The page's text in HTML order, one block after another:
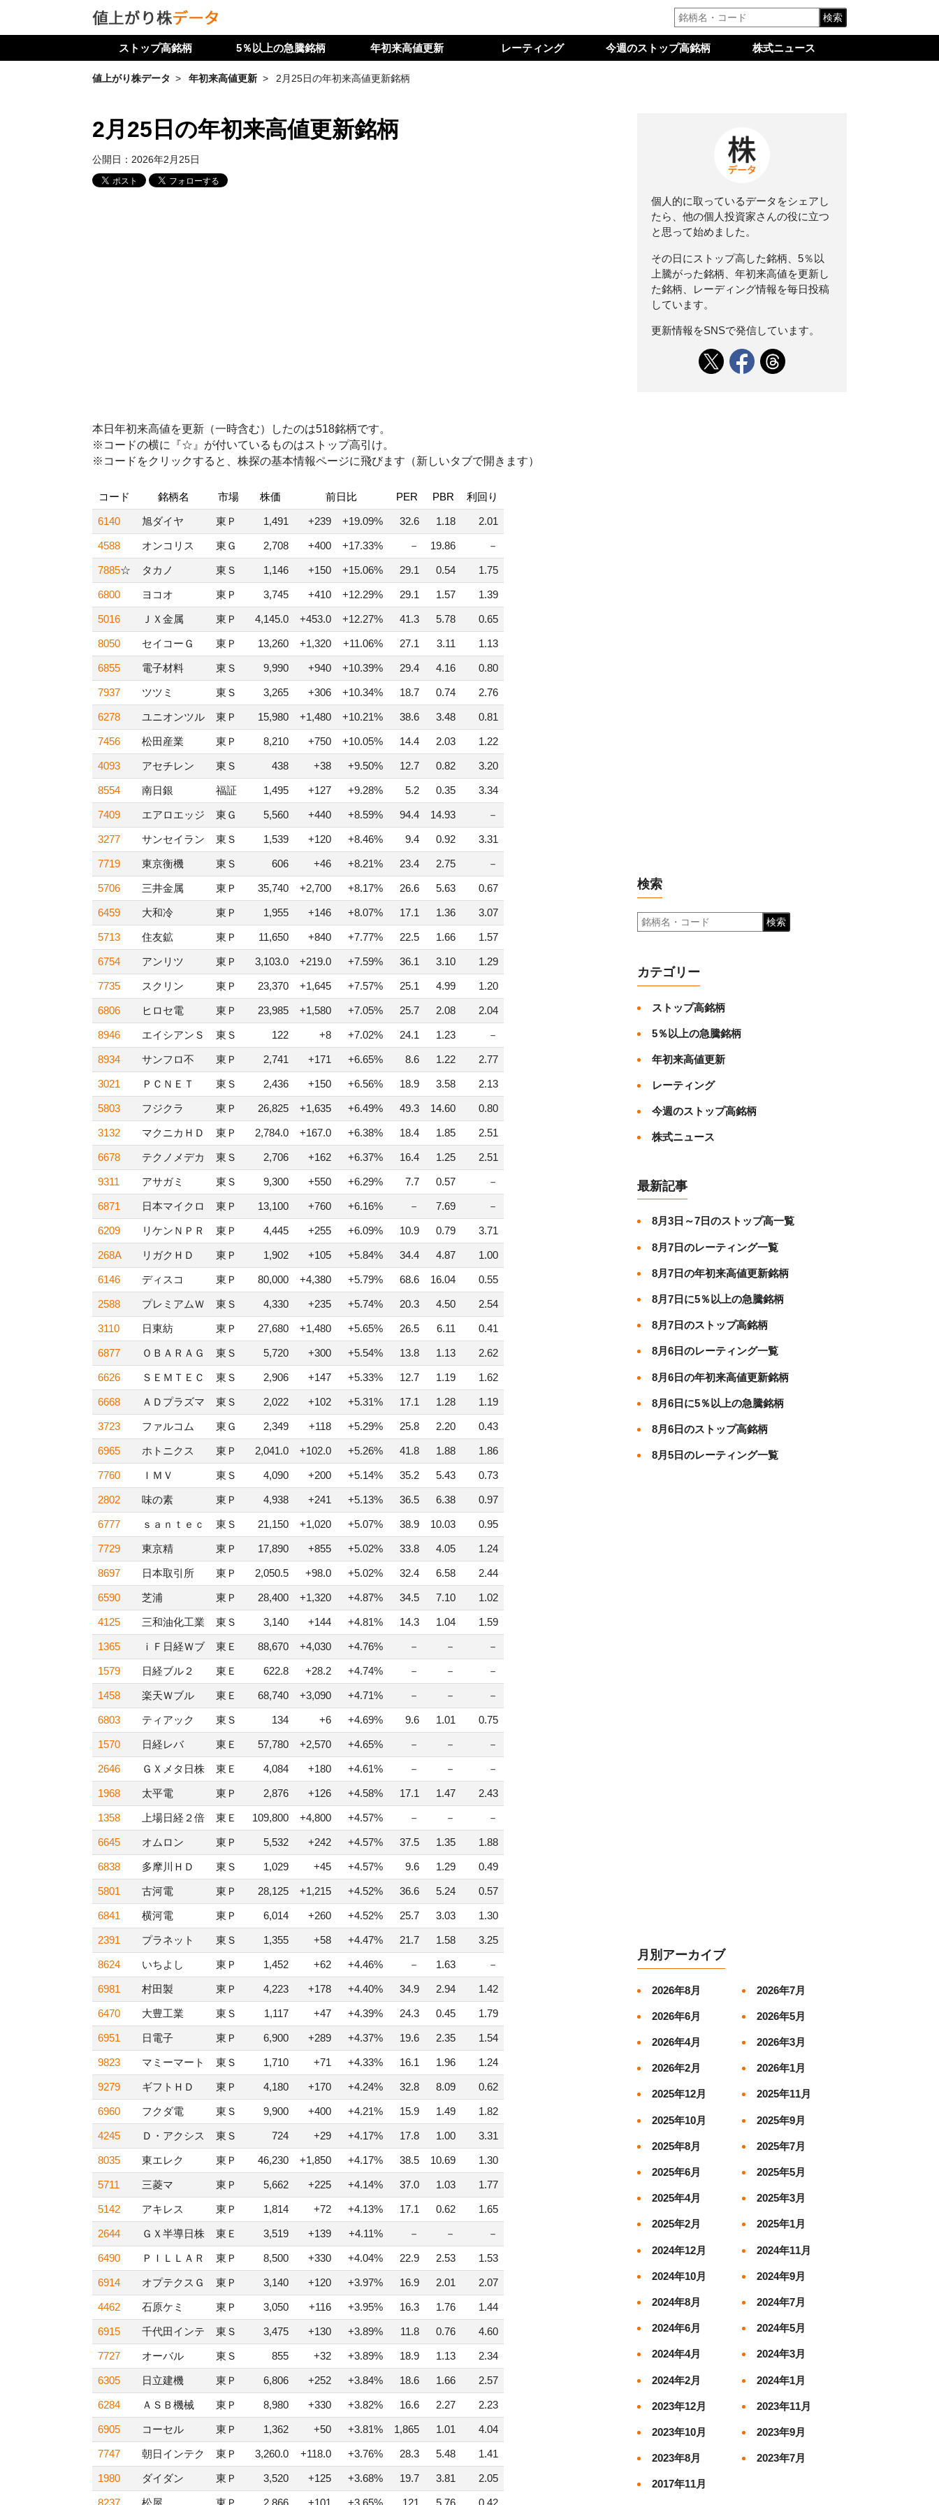
検索
ストップ高銘柄 5％以上の急騰銘柄 年初来高値更新 レーティング 今週のストップ高銘柄 株式ニュース
値上がり株データ 年初来高値更新 2月25日の年初来高値更新銘柄
2月25日の年初来高値更新銘柄
公開日： 2026年2月25日
本日年初来高値を更新（一時含む）したのは518銘柄です。
※コードの横に『☆』が付いているものはストップ高引け。
※コードをクリックすると、株探の基本情報ページに飛びます（新しいタブで開きます）
コード 銘柄名 市場 株価 前日比 PER PBR 利回り
6140 旭ダイヤ 東Ｐ 1,491 +239 +19.09% 32.6 1.18 2.01
4588 オンコリス 東Ｇ 2,708 +400 +17.33% － 19.86 －
7885☆ タカノ 東Ｓ 1,146 +150 +15.06% 29.1 0.54 1.75
6800 ヨコオ 東Ｐ 3,745 +410 +12.29% 29.1 1.57 1.39
5016 ＪＸ金属 東Ｐ 4,145.0 +453.0 +12.27% 41.3 5.78 0.65
8050 セイコーＧ 東Ｐ 13,260 +1,320 +11.06% 27.1 3.11 1.13
6855 電子材料 東Ｓ 9,990 +940 +10.39% 29.4 4.16 0.80
7937 ツツミ 東Ｓ 3,265 +306 +10.34% 18.7 0.74 2.76
6278 ユニオンツル 東Ｐ 15,980 +1,480 +10.21% 38.6 3.48 0.81
7456 松田産業 東Ｐ 8,210 +750 +10.05% 14.4 2.03 1.22
4093 アセチレン 東Ｓ 438 +38 +9.50% 12.7 0.82 3.20
8554 南日銀 福証 1,495 +127 +9.28% 5.2 0.35 3.34
7409 エアロエッジ 東Ｇ 5,560 +440 +8.59% 94.4 14.93 －
3277 サンセイラン 東Ｓ 1,539 +120 +8.46% 9.4 0.92 3.31
7719 東京衡機 東Ｓ 606 +46 +8.21% 23.4 2.75 －
5706 三井金属 東Ｐ 35,740 +2,700 +8.17% 26.6 5.63 0.67
6459 大和冷 東Ｐ 1,955 +146 +8.07% 17.1 1.36 3.07
5713 住友鉱 東Ｐ 11,650 +840 +7.77% 22.5 1.66 1.57
6754 アンリツ 東Ｐ 3,103.0 +219.0 +7.59% 36.1 3.10 1.29
7735 スクリン 東Ｐ 23,370 +1,645 +7.57% 25.1 4.99 1.20
6806 ヒロセ電 東Ｐ 23,985 +1,580 +7.05% 25.7 2.08 2.04
8946 エイシアンＳ 東Ｓ 122 +8 +7.02% 24.1 1.23 －
8934 サンフロ不 東Ｐ 2,741 +171 +6.65% 8.6 1.22 2.77
3021 ＰＣＮＥＴ 東Ｓ 2,436 +150 +6.56% 18.9 3.58 2.13
5803 フジクラ 東Ｐ 26,825 +1,635 +6.49% 49.3 14.60 0.80
3132 マクニカＨＤ 東Ｐ 2,784.0 +167.0 +6.38% 18.4 1.85 2.51
6678 テクノメデカ 東Ｓ 2,706 +162 +6.37% 16.4 1.25 2.51
9311 アサガミ 東Ｓ 9,300 +550 +6.29% 7.7 0.57 －
6871 日本マイクロ 東Ｐ 13,100 +760 +6.16% － 7.69 －
6209 リケンＮＰＲ 東Ｐ 4,445 +255 +6.09% 10.9 0.79 3.71
268A リガクＨＤ 東Ｐ 1,902 +105 +5.84% 34.4 4.87 1.00
6146 ディスコ 東Ｐ 80,000 +4,380 +5.79% 68.6 16.04 0.55
2588 プレミアムＷ 東Ｓ 4,330 +235 +5.74% 20.3 4.50 2.54
3110 日東紡 東Ｐ 27,680 +1,480 +5.65% 26.5 6.11 0.41
6877 ＯＢＡＲＡＧ 東Ｓ 5,720 +300 +5.54% 13.8 1.13 2.62
6626 ＳＥＭＴＥＣ 東Ｓ 2,906 +147 +5.33% 12.7 1.19 1.62
6668 ＡＤプラズマ 東Ｓ 2,022 +102 +5.31% 17.1 1.28 1.19
3723 ファルコム 東Ｇ 2,349 +118 +5.29% 25.8 2.20 0.43
6965 ホトニクス 東Ｐ 2,041.0 +102.0 +5.26% 41.8 1.88 1.86
7760 ＩＭＶ 東Ｓ 4,090 +200 +5.14% 35.2 5.43 0.73
2802 味の素 東Ｐ 4,938 +241 +5.13% 36.5 6.38 0.97
6777 ｓａｎｔｅｃ 東Ｓ 21,150 +1,020 +5.07% 38.9 10.03 0.95
7729 東京精 東Ｐ 17,890 +855 +5.02% 33.8 4.05 1.24
8697 日本取引所 東Ｐ 2,050.5 +98.0 +5.02% 32.4 6.58 2.44
6590 芝浦 東Ｐ 28,400 +1,320 +4.87% 34.5 7.10 1.02
4125 三和油化工業 東Ｓ 3,140 +144 +4.81% 14.3 1.04 1.59
1365 ｉＦ日経Ｗブ 東Ｅ 88,670 +4,030 +4.76% － － －
1579 日経ブル２ 東Ｅ 622.8 +28.2 +4.74% － － －
1458 楽天Ｗブル 東Ｅ 68,740 +3,090 +4.71% － － －
6803 ティアック 東Ｓ 134 +6 +4.69% 9.6 1.01 0.75
1570 日経レバ 東Ｅ 57,780 +2,570 +4.65% － － －
2646 ＧＸメタ日株 東Ｅ 4,084 +180 +4.61% － － －
1968 太平電 東Ｐ 2,876 +126 +4.58% 17.1 1.47 2.43
1358 上場日経２倍 東Ｅ 109,800 +4,800 +4.57% － － －
6645 オムロン 東Ｐ 5,532 +242 +4.57% 37.5 1.35 1.88
6838 多摩川ＨＤ 東Ｓ 1,029 +45 +4.57% 9.6 1.29 0.49
5801 古河電 東Ｐ 28,125 +1,215 +4.52% 36.6 5.24 0.57
6841 横河電 東Ｐ 6,014 +260 +4.52% 25.7 3.03 1.30
2391 プラネット 東Ｓ 1,355 +58 +4.47% 21.7 1.58 3.25
8624 いちよし 東Ｐ 1,452 +62 +4.46% － 1.63 －
6981 村田製 東Ｐ 4,223 +178 +4.40% 34.9 2.94 1.42
6470 大豊工業 東Ｓ 1,117 +47 +4.39% 24.3 0.45 1.79
6951 日電子 東Ｐ 6,900 +289 +4.37% 19.6 2.35 1.54
9823 マミーマート 東Ｓ 1,710 +71 +4.33% 16.1 1.96 1.24
9279 ギフトＨＤ 東Ｐ 4,180 +170 +4.24% 32.8 8.09 0.62
6960 フクダ電 東Ｓ 9,900 +400 +4.21% 15.9 1.49 1.82
4245 Ｄ・アクシス 東Ｓ 724 +29 +4.17% 17.8 1.00 3.31
8035 東エレク 東Ｐ 46,230 +1,850 +4.17% 38.5 10.69 1.30
5711 三菱マ 東Ｐ 5,662 +225 +4.14% 37.0 1.03 1.77
5142 アキレス 東Ｐ 1,814 +72 +4.13% 17.1 0.62 1.65
2644 ＧＸ半導日株 東Ｅ 3,519 +139 +4.11% － － －
6490 ＰＩＬＬＡＲ 東Ｐ 8,500 +330 +4.04% 22.9 2.53 1.53
6914 オプテクスＧ 東Ｐ 3,140 +120 +3.97% 16.9 2.01 2.07
4462 石原ケミ 東Ｐ 3,050 +116 +3.95% 16.3 1.76 1.44
6915 千代田インテ 東Ｓ 3,475 +130 +3.89% 11.8 0.76 4.60
7727 オーバル 東Ｓ 855 +32 +3.89% 18.9 1.13 2.34
6305 日立建機 東Ｐ 6,806 +252 +3.84% 18.6 1.66 2.57
6284 ＡＳＢ機械 東Ｐ 8,980 +330 +3.82% 16.6 2.27 2.23
6905 コーセル 東Ｐ 1,362 +50 +3.81% 1,865 1.01 4.04
7747 朝日インテク 東Ｐ 3,260.0 +118.0 +3.76% 28.3 5.48 1.41
1980 ダイダン 東Ｐ 3,520 +125 +3.68% 19.7 3.81 2.05
8237 松屋 東Ｐ 2,866 +101 +3.65% 121 5.76 0.42
個人的に取っているデータをシェアし
たら、他の個人投資家さんの役に立つ
と思って始めました。
その日にストップ高した銘柄、5％以
上騰がった銘柄、年初来高値を更新し
た銘柄、レーディング情報を毎日投稿
しています。
更新情報をSNSで発信しています。
検索
検索
カテゴリー
ストップ高銘柄
5％以上の急騰銘柄
年初来高値更新
レーティング
今週のストップ高銘柄
株式ニュース
最新記事
8月3日～7日のストップ高一覧
8月7日のレーティング一覧
8月7日の年初来高値更新銘柄
8月7日に5％以上の急騰銘柄
8月7日のストップ高銘柄
8月6日のレーティング一覧
8月6日の年初来高値更新銘柄
8月6日に5％以上の急騰銘柄
8月6日のストップ高銘柄
8月5日のレーティング一覧
月別アーカイブ
2026年8月 2026年7月
2026年6月 2026年5月
2026年4月 2026年3月
2026年2月 2026年1月
2025年12月 2025年11月
2025年10月 2025年9月
2025年8月 2025年7月
2025年6月 2025年5月
2025年4月 2025年3月
2025年2月 2025年1月
2024年12月 2024年11月
2024年10月 2024年9月
2024年8月 2024年7月
2024年6月 2024年5月
2024年4月 2024年3月
2024年2月 2024年1月
2023年12月 2023年11月
2023年10月 2023年9月
2023年8月 2023年7月
2017年11月